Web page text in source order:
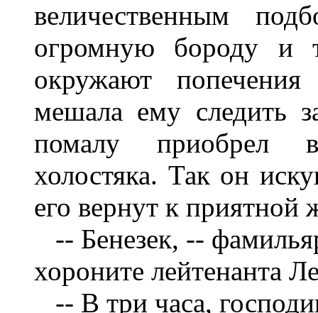
величественным
огромную бороду и
окружают
мешала ему следить
помалу приобрел
холостяка. Так он
его вернут к приятной
-- Бенезек, --
хороните лейтенанта
-- В три часа,